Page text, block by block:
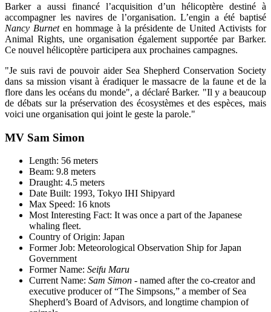
Barker a aussi financé l’acquisition d’un hélicoptère destiné à
accompagner les navires de l’organisation. L’engin a été baptisé
Nancy Burneten hommage à la présidente de United Activists for
Animal Rights, une organisation également supportée par Barker.
Ce nouvel hélicoptère participera aux prochaines campagnes.
"Je suis ravi de pouvoir aider Sea Shepherd Conservation Society
dans sa mission visant à éradiquer le massacre de la faune et de la
flore dans les océans du monde", a déclaré Barker. "Il y a beaucoup
de débats sur la préservation des écosystèmes et des espèces, mais
voici une organisation qui joint le geste la parole."
MV Sam Simon
Length: 56 meters
Beam: 9.8 meters
Draught: 4.5 meters
Date Built: 1993, Tokyo IHI Shipyard
Max Speed: 16 knots
Most Interesting Fact: It was once a part of the Japanese
whaling fleet.
Country of Origin: Japan
Former Job: Meteorological Observation Ship for Japan
Government
Former Name: Seifu Maru
Current Name: Sam Simon - named after the co-creator and
executive producer of “The Simpsons,” a member of Sea
Shepherd’s Board of Advisors, and longtime champion of